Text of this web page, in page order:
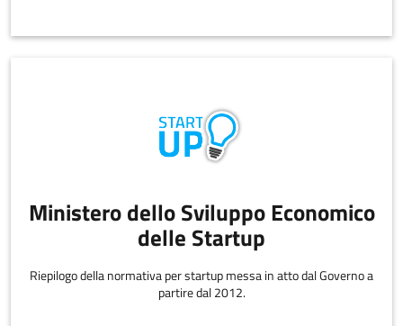
Ministero dello Sviluppo Economico
delle Startup
Riepilogo della normativa per startup messa in atto dal Governo a
partire dal 2012.